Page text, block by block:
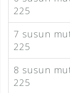
225
7 susun
225
8 susun
225